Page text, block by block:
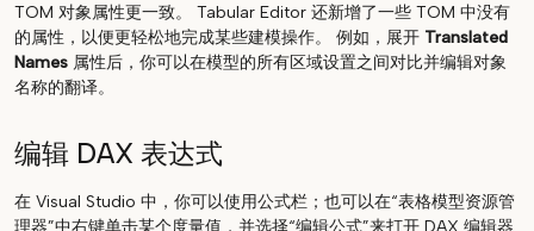
TOM 对象属性更一致。 Tabular Editor 还新增了一些 TOM 中没有
的属性，以便更轻松地完成某些建模操作。 例如，展开 Translated
Names 属性后，你可以在模型的所有区域设置之间对比并编辑对象
名称的翻译。
编辑 DAX 表达式
在 Visual Studio 中，你可以使用公式栏；也可以在“表格模型资源管
理器”中右键单击某个度量值，并选择“编辑公式”来打开 DAX 编辑器